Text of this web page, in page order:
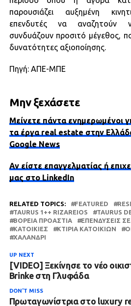
παρουσιάζει αυξημένη
επενδυτές να αναζητούν
συνδυάζουν προσιτό μέγεθος,
δυνατότητες αξιοποίησης.
Πηγή: ΑΠΕ-ΜΠΕ
Μην ξεχάσετε
Μείνετε πάντα ενημερωμένοι
τα έργα real estate στην
Google News
Αν είστε επαγγελματίας ή
μας στο LinkedIn
RELATED TOPICS: FEATURED
TAURUS 1++ RIZAREIOS
TAURUS
ΒΌΡΕΙΑ ΠΡΟΆΣΤΙΑ
ΕΠΕΝΔΎΣΕΙΣ
ΚΑΤΟΙΚΊΕΣ
ΚΤΊΡΙΑ ΚΑΤΟΙΚΙΏΝ
ΧΑΛΆΝΔΡΙ
UP NEXT
[VIDEO] Ξεκίνησε το νέο
Brinke στη Γλυφάδα
DON'T MISS
Πρωταγωνίστρια στο luxury